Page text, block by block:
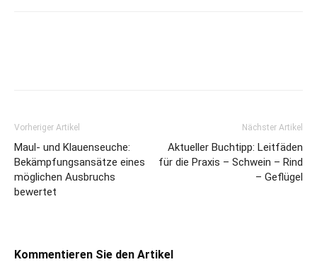
Vorheriger Artikel
Maul- und Klauenseuche:
Bekämpfungsansätze eines
möglichen Ausbruchs
bewertet
Nächster Artikel
Aktueller Buchtipp: Leitfäden
für die Praxis – Schwein – Rind
– Geflügel
Kommentieren Sie den Artikel